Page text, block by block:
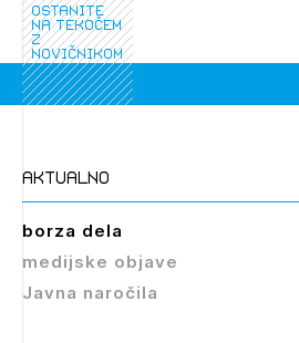
ostanite
na tekočem
z
novičnikom
aktualno
borza dela
medijske objave
Javna naročila
NAPREJ